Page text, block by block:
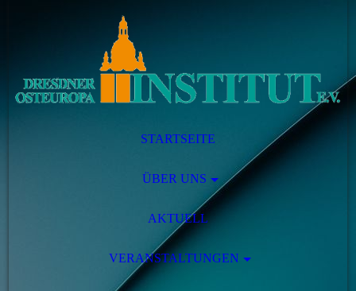
STARTSEITE
ÜBER UNS
AKTUELL
VERANSTALTUNGEN